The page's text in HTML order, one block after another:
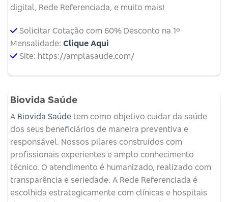
digital, Rede Referenciada, e muito mais!
Solicitar Cotação com 60% Desconto na 1º
Mensalidade: Clique Aqui
Site: https://amplasaude.com/
Biovida Saúde
A Biovida Saúde tem como objetivo cuidar da saúde
dos seus beneficiários de maneira preventiva e
responsável. Nossos pilares construídos com
profissionais experientes e amplo conhecimento
técnico. O atendimento é humanizado, realizado com
transparência e seriedade. A Rede Referenciada é
escolhida estrategicamente com clínicas e hospitais